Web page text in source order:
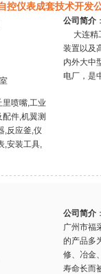
控仪表成套技术开发
喷嘴,工业
件,机翼测
,反应釜,仪
,安装工具,
公司简介
大连精
装置以及
内外大中
电厂，是
公司简介
广州市福
的产品多
修、冶金
寿命长而